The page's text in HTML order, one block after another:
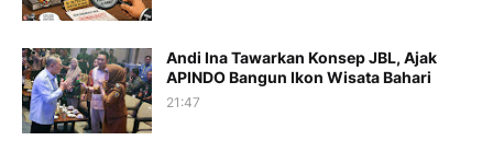
Andi Ina Tawarkan Konsep JBL, Ajak
APINDO Bangun Ikon Wisata Bahari
21:47